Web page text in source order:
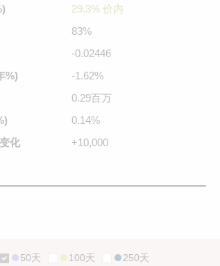
29.3% 价内
83%
-0.02446
%)
-1.62%
0.29百万
0.14%
化 +10,000
50天 100天 250天